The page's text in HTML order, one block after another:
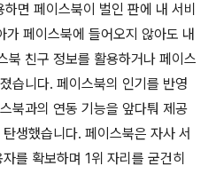
면 페이스북이 벌인 판에 내 서비
페이스북에 들어오지 않아도 내
북 친구 정보를 활용하거나 페이스
습니다. 페이스북의 인기를 반영
북과의 연동 기능을 앞다퉈 제공
생했습니다. 페이스북은 자사 서
를 확보하며 1위 자리를 굳건히